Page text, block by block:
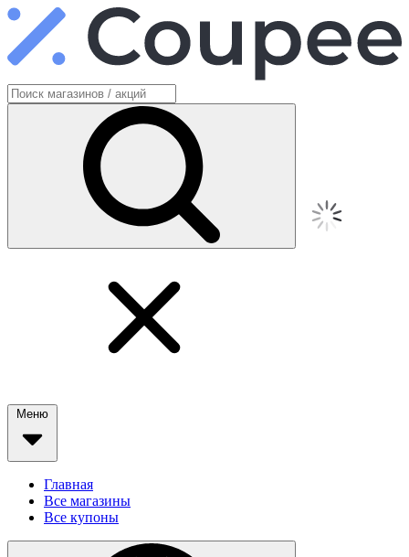
Меню
Главная
Все магазины
Все купоны